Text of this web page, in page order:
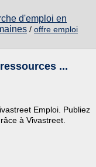
d'emploi en
/ offre emploi
...
Emploi. Publiez
à Vivastreet.